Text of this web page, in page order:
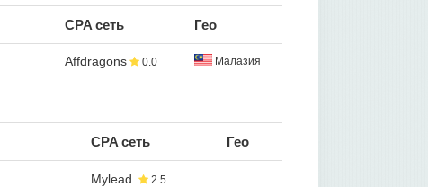
CPA сеть Гео
Affdragons 0.0 Малазия
CPA сеть Гео
Mylead 2.5